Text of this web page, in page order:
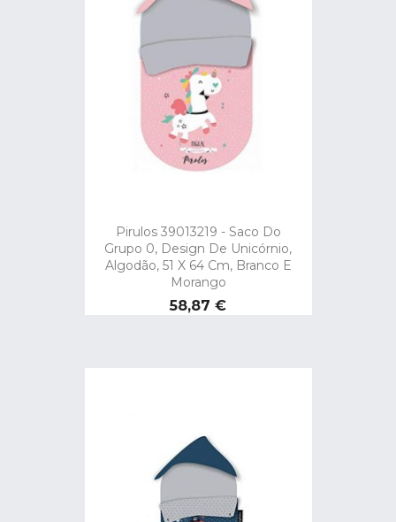
Pirulos 39013219 - Saco Do
Grupo 0, Design De Unicórnio,
Algodão, 51 X 64 Cm, Branco E
Morango
Preço
58,87 €